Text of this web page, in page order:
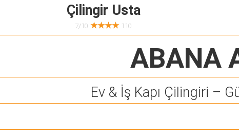
Çilingir Usta
7/10 ★★★★ 110
ABANA
Ev & İş Kapı Çilingiri –